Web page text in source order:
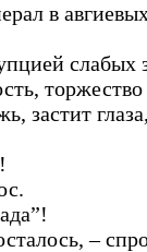
в
слабых
застит
–